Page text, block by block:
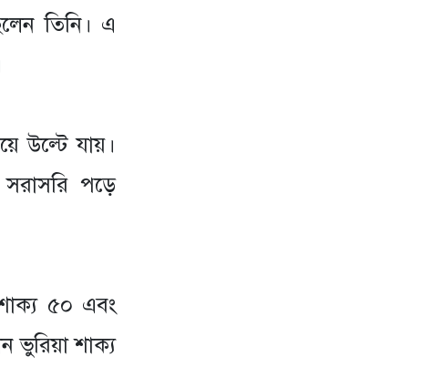
তিনি। এ
উল্টে যায়।
পড়ে
শাক্য ৫০ এবং
ভুরিয়া শাক্য